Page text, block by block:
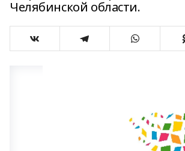
Челябинской области.